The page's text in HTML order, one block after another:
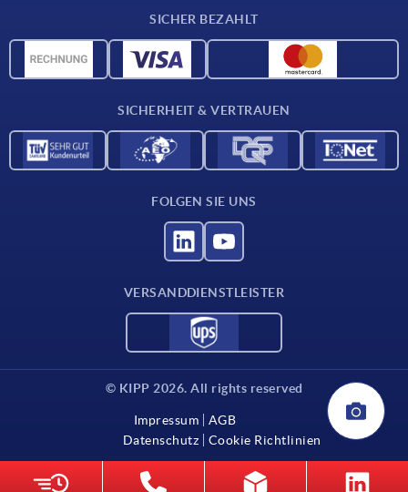
CAD-Daten
SICHER BEZAHLT
SICHERHEIT & VERTRAUEN
FOLGEN SIE UNS
VERSANDDIENSTLEISTER
© KIPP 2026. All rights reserved
Impressum
AGB
Datenschutz
Cookie Richtlinien